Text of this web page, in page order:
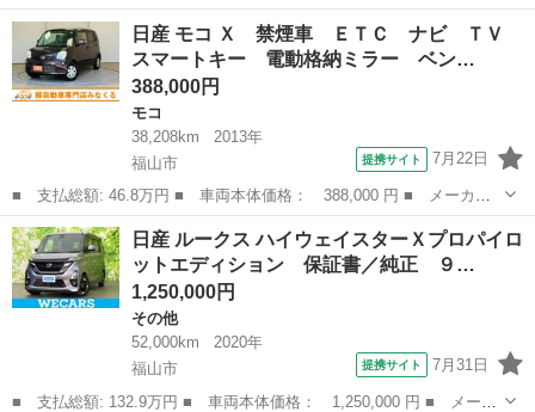
ー名： 日産 ■ 車種名： ルークス ■ グレード名： ハイウェイ
スター Ｘ プロパイロットエディション ■ 排気量： 660cc ■ ...
広島 福山市 その他
日産 モコ Ｘ 禁煙車 ＥＴＣ ナビ ＴＶ
スマートキー 電動格納ミラー ベン…
388,000円
モコ
38,208km
2013年
福山市
提携サイト 7月22日
■ 支払総額: 46.8万円 ■ 車両本体価格： 388,000 円 ■ メーカー
名： 日産 ■ 車種名： モコ ■ グレード名： Ｘ 禁煙車 ＥＴ
Ｃ ナビ ＴＶ スマートキー 電動格納ミラー ベンチシート Ｃ
ＶＴ 盗難防...
広島 福山市 モコ
日産 ルークス ハイウェイスターＸプロパイロ
ットエディション 保証書／純正 ９…
1,250,000円
その他
52,000km
2020年
福山市
提携サイト 7月31日
■ 支払総額: 132.9万円 ■ 車両本体価格： 1,250,000 円 ■ メーカ